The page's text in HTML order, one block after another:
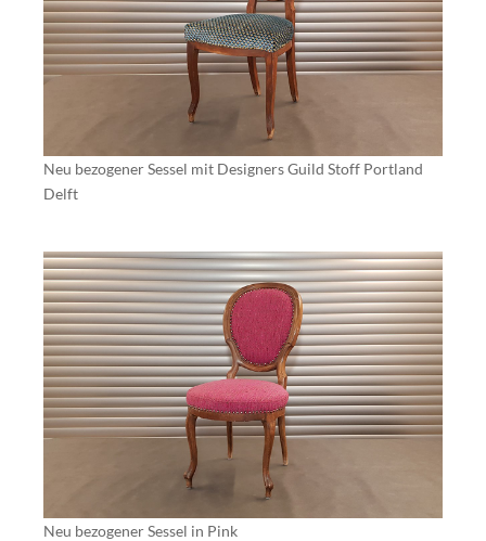
Neu bezogener Sessel mit Designers Guild Stoff Portland
Delft
Neu bezogener Sessel in Pink